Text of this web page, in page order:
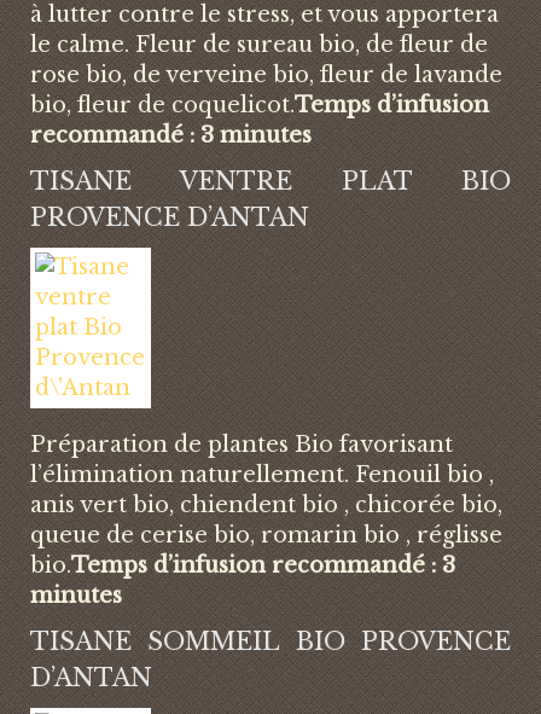
à lutter contre le stress, et vous apportera
le calme. Fleur de sureau bio, de fleur de
rose bio, de verveine bio, fleur de lavande
bio, fleur de coquelicot.Temps d’infusion
recommandé : 3 minutes
TISANE VENTRE PLAT BIO
PROVENCE D’ANTAN
Préparation de plantes Bio favorisant
l’élimination naturellement. Fenouil bio ,
anis vert bio, chiendent bio , chicorée bio,
queue de cerise bio, romarin bio , réglisse
bio.Temps d’infusion recommandé : 3
minutes
TISANE SOMMEIL BIO PROVENCE
D’ANTAN